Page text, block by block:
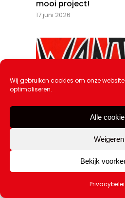
Wij gebruiken cookies om onze
optimaliseren.
Alle
Weigeren
Bekijk
mooi project!
17 juni 2026